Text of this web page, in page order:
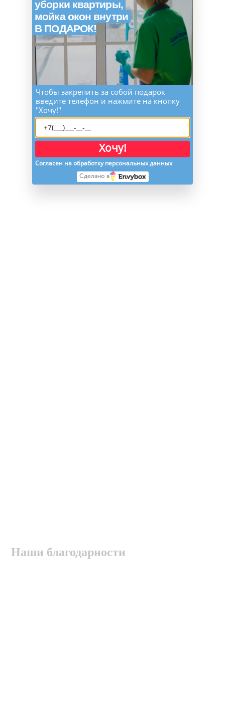
Наши благодарности
уборки квартиры,
мойка окон внутри
В ПОДАРОК!
Чтобы закрепить за собой подарок
введите телефон и нажмите на кнопку
"Хочу!"
Хочу!
Согласен на обработку персональных данных
Сделано в